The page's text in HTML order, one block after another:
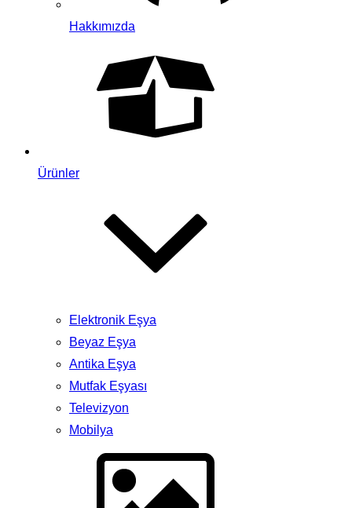
Hakkımızda
Ürünler
Elektronik Eşya
Beyaz Eşya
Antika Eşya
Mutfak Eşyası
Televizyon
Mobilya